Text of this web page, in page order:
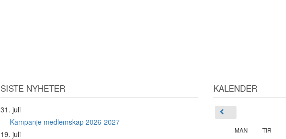
SISTE NYHETER
31. juli
Kampanje medlemskap 2026-2027
19. juli
KALENDER
MAN TIR